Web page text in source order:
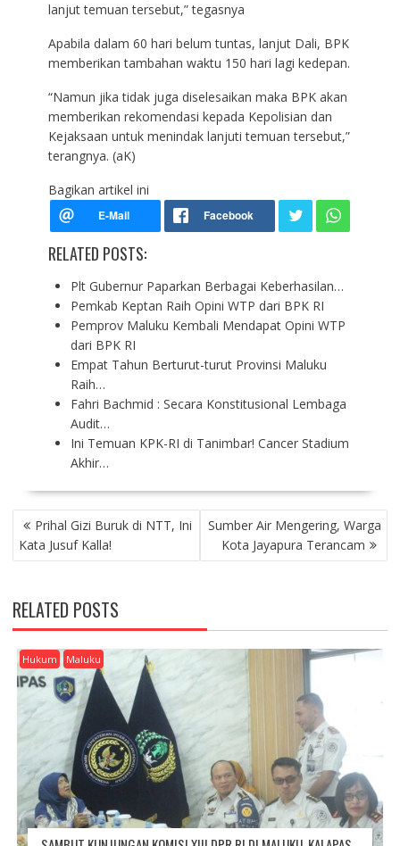
lanjut temuan tersebut,” tegasnya
Apabila dalam 60 hari belum tuntas, lanjut Dali, BPK
memberikan tambahan waktu 150 hari lagi kedepan.
“Namun jika tidak juga diselesaikan maka BPK akan
memberikan rekomendasi kepada Kepolisian dan
Kejaksaan untuk menindak lanjuti temuan tersebut,”
terangnya. (aK)
Bagikan artikel ini
RELATED POSTS:
Plt Gubernur Paparkan Berbagai Keberhasilan…
Pemkab Keptan Raih Opini WTP dari BPK RI
Pemprov Maluku Kembali Mendapat Opini WTP
dari BPK RI
Empat Tahun Berturut-turut Provinsi Maluku
Raih…
Fahri Bachmid : Secara Konstitusional Lembaga
Audit…
Ini Temuan KPK-RI di Tanimbar! Cancer Stadium
Akhir…
P
O
S
N
A
V
G
A
Prihal Gizi Buruk di NTT, Ini
Kata Jusuf Kalla!
Sumber Air Mengering, Warga
Kota Jayapura Terancam
RELATED POSTS
Hukum Maluku